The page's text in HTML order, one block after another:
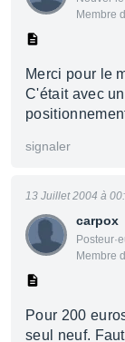
Membre
Merci pour le
C'était avec
signaler
carpox
Membre
13 Juillet 2004 à
Pour 200
seul neuf.